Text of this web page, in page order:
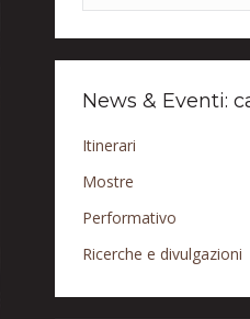
News & Eventi:
Itinerari
Mostre
Performativo
Ricerche e divulgazioni